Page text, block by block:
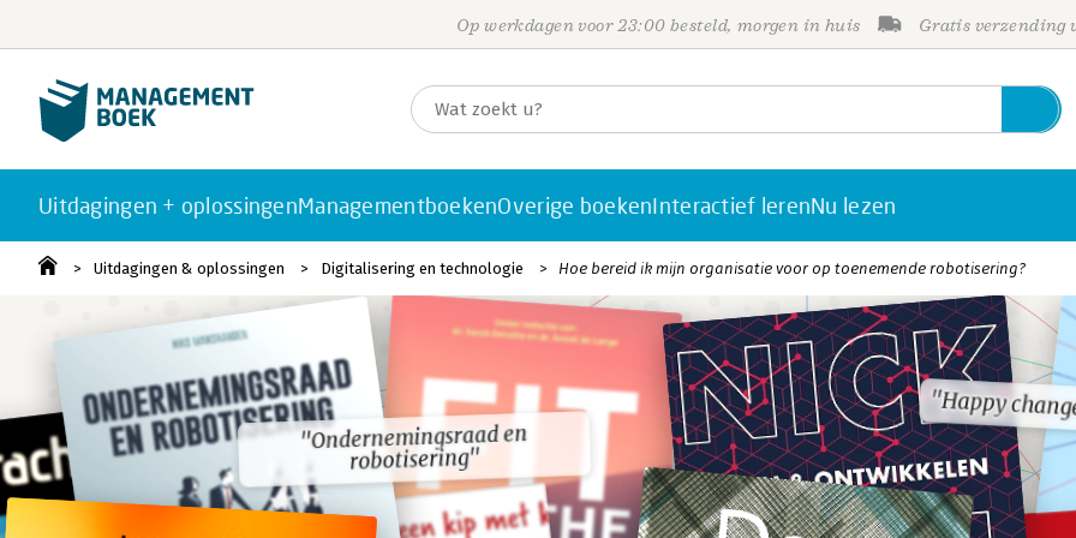
Op werkdagen voor 23:00 besteld, morgen in huis Gratis verzending
Uitdagingen + oplossingenManagementboekenOverige boekenInteractief lerenNu lezen
Uitdagingen & oplossingen Digitalisering en technologie Hoe bereid ik mijn organisatie voor op toenemende robotisering?
"Ondernemingsraad en
robotisering"
"Happy
"Ondernemingsraad en
robotisering"
"Happy